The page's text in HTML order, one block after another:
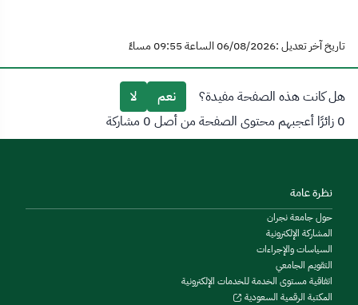
تاريخ آخر تعديل :06/08/2026 الساعة 09:55 مساءً
هل كانت هذه الصفحة مفيدة؟ نعم
لا
0 زائرًا أعجبهم محتوى الصفحة من أصل 0 مشاركة
نظرة عامة
حول جامعة نجران
المشاركة الإلكترونية
السياسات والإجراءات
التقويم الجامعي
اتفاقية مستوى الخدمة للخدمات الإلكترونية
المكتبة الرقمية السعودية